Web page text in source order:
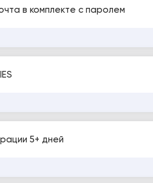
в комплекте с паролем
5+ дней